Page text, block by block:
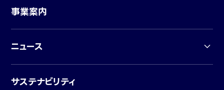
事業案内
ニュース
サステナビリティ